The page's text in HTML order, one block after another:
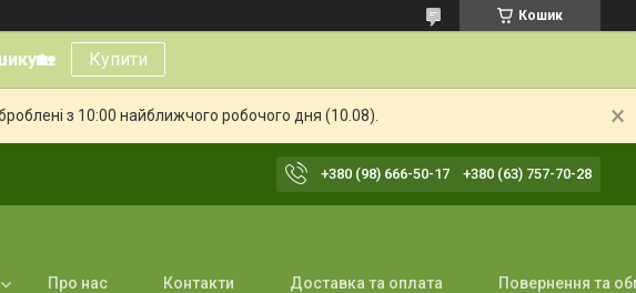
Кошик
Купити
з 10:00 найближчого робочого дня (10.08).
+380 (98) 666-50-17 +380 (63) 757-70-28
Про нас Контакти Доставка та оплата Повернення та